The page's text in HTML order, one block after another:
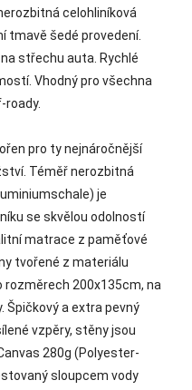
celohliníková
tmavě šedé provedení.
střechu auta. Rychlé
Vhodný pro všechna
roady.
pro ty nejnáročnější
Téměř nerozbitná
je
se skvělou odolností
matrace z paměťové
tvořené z materiálu
rozměrech 200x135cm, na
Špičkový a extra pevný
vzpěry, stěny jsou
280g (Polyester-
sloupcem vody